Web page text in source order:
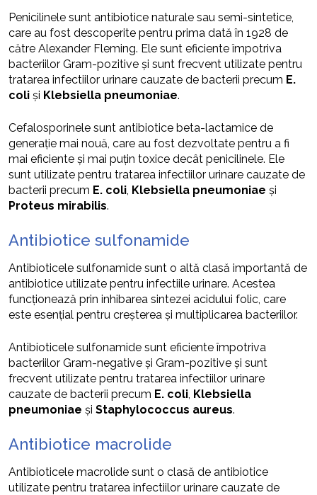
Penicilinele sunt antibiotice naturale sau semi-sintetice,
care au fost descoperite pentru prima dată în 1928 de
către Alexander Fleming. Ele sunt eficiente împotriva
bacteriilor Gram-pozitive și sunt frecvent utilizate pentru
tratarea infectiilor urinare cauzate de bacterii precum E.
coli și Klebsiella pneumoniae.
Cefalosporinele sunt antibiotice beta-lactamice de
generație mai nouă, care au fost dezvoltate pentru a fi
mai eficiente și mai puțin toxice decât penicilinele. Ele
sunt utilizate pentru tratarea infectiilor urinare cauzate de
bacterii precum E. coli Klebsiella pneumoniae și
Proteus mirabilis.
Antibiotice sulfonamide
Antibioticele sulfonamide sunt o altă clasă importantă de
antibiotice utilizate pentru infectiile urinare. Acestea
funcționează prin inhibarea sintezei acidului folic, care
este esențial pentru creșterea și multiplicarea bacteriilor.
Antibioticele sulfonamide sunt eficiente împotriva
bacteriilor Gram-negative și Gram-pozitive și sunt
frecvent utilizate pentru tratarea infectiilor urinare
cauzate de bacterii precum E. coli Klebsiella
pneumoniae și Staphylococcus aureus.
Antibiotice macrolide
Antibioticele macrolide sunt o clasă de antibiotice
utilizate pentru tratarea infectiilor urinare cauzate de